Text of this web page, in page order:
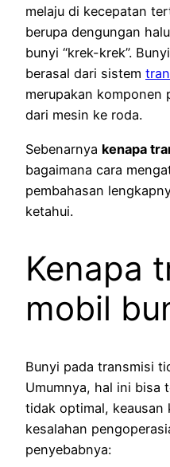
melaju di kecepatan
berupa dengungan
bunyi “krek-krek”.
berasal dari sistem
merupakan komponen
dari mesin ke roda.
Sebenarnya kenapa
bagaimana cara
pembahasan
ketahui.
Kenapa
mobil
Bunyi pada transmisi
Umumnya, hal ini bisa
tidak optimal, keausan
kesalahan
penyebabnya: